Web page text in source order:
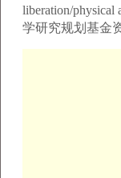
liberation/
学研究规划基金